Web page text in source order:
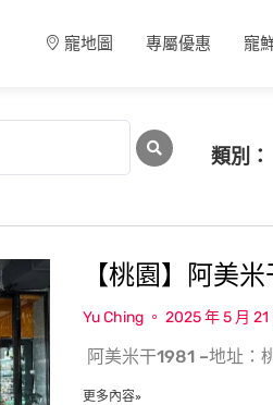
寵地圖 專屬優惠 寵
類別：
【桃園】阿美
Yu Ching 2025 年 5 月 21
阿美米干1981 –地址
更多內容»